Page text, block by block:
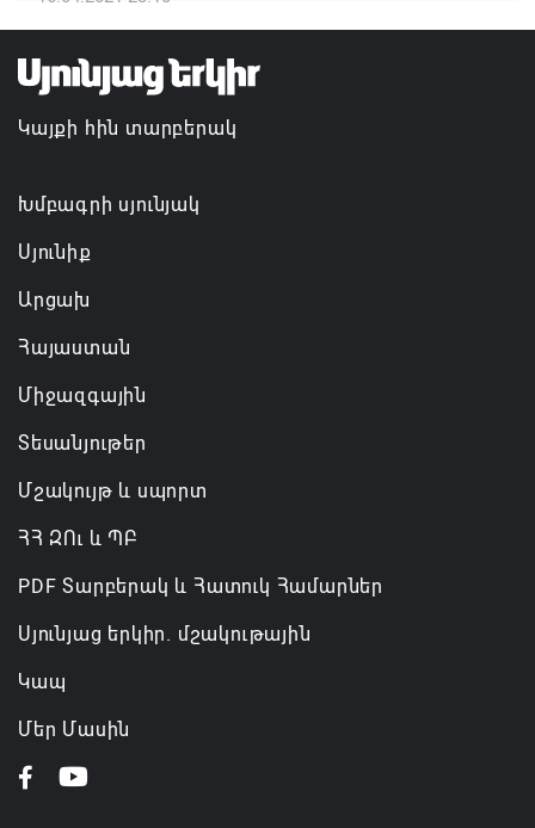
դատավորն ինքնաբացարկ է հայտնել
07.08.2026 16:55
Թուրքիան, Սաուդյան Արաբիան և Պակիստանը
Կայքի հին տարբերակ
Խմբագրի սյունյակ
Սյունիք
Արցախ
Հայաստան
Միջազգային
Տեսանյութեր
Մշակույթ և սպորտ
ՀՀ ԶՈւ և ՊԲ
PDF Տարբերակ և Հատուկ Համարներ
Սյունյաց երկիր. մշակութային
Կապ
Մեր Մասին